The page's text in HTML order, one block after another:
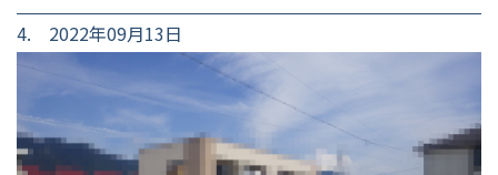
4. 2022年09月13日